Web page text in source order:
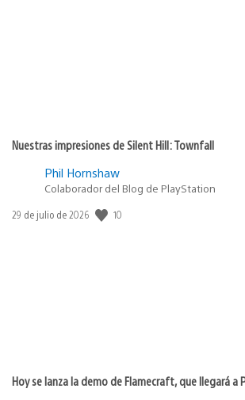
Nuestras impresiones de Silent Hill: Townfall
Phil Hornshaw
Colaborador del Blog de PlayStation
Fecha
29 de julio de 2026 10
Hoy se lanza la demo de Flamecraft, que llegará a